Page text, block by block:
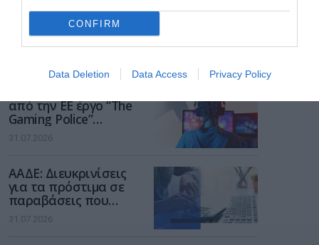
CONFIRM
Data Deletion Data Access Privacy Policy
ΡΟΗ ΕΙΔΗΣΕΩΝ
από την ΕΕ έργο “The
Gaming Police”
ενισχύει την ασφάλεια
των παιδιών στο
31.07.2026
ΑΑΔΕ: Διευκρινίσεις
για τα πρόστιμα σε
παραβάσεις που
αφορούν τους ΦΗΜ
31.07.2026